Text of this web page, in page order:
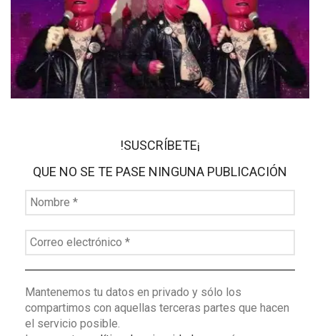
!SUSCRÍBETE¡
QUE NO SE TE PASE NINGUNA PUBLICACIÓN
Mantenemos tu datos en privado y sólo los
compartimos con aquellas terceras partes que hacen
el servicio posible.